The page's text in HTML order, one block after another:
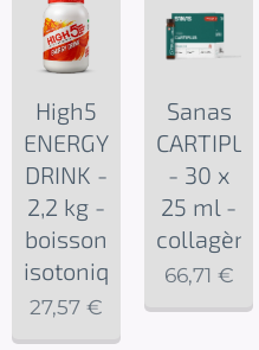
High5
ENERGY
DRINK -
2,2 kg -
boisson
isotonique
27,57 €
Sanas
CARTIPLUS
- 30 x
25 ml -
collagène
66,71 €